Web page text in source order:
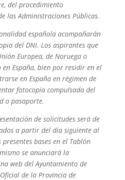
del procedimiento
las Administraciones Públicas.
española acompañarán
del DNI. Los aspirantes que
Europea, de Noruega o
España, bien por residir en el
en España en régimen de
fotocopia compulsada del
o pasaporte.
de solicitudes será de
a partir del día siguiente al
bases en el Tablón
se anunciará la
web del Ayuntamiento de
de la Provincia de